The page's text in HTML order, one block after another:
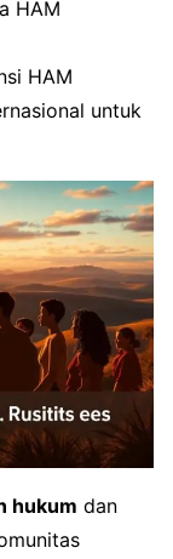
HAM
HAM
untuk
hukum dan